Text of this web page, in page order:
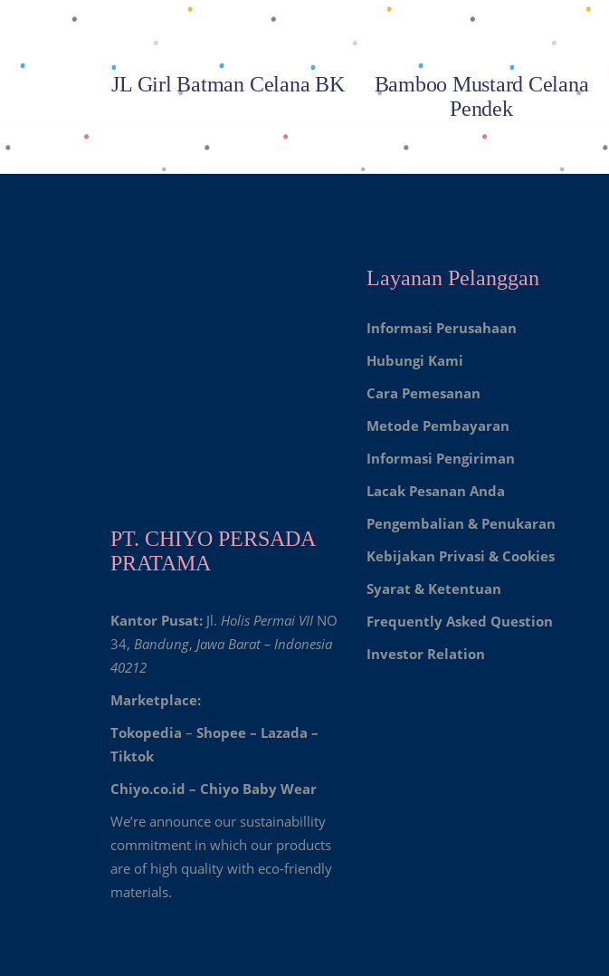
JL Girl Batman Celana BK
Bamboo Mustard Celana
Pendek
PT. CHIYO PERSADA
PRATAMA
Kantor Pusat: Jl. Holis Permai VII NO
34, Bandung, Jawa Barat – Indonesia
40212
Marketplace:
Tokopedia – Shopee – Lazada –
Tiktok
Chiyo.co.id – Chiyo Baby Wear
We’re announce our sustainabillity
commitment in which our products
are of high quality with eco-friendly
materials.
Layanan Pelanggan
Informasi Perusahaan
Hubungi Kami
Cara Pemesanan
Metode Pembayaran
Informasi Pengiriman
Lacak Pesanan Anda
Pengembalian & Penukaran
Kebijakan Privasi & Cookies
Syarat & Ketentuan
Frequently Asked Question
Investor Relation